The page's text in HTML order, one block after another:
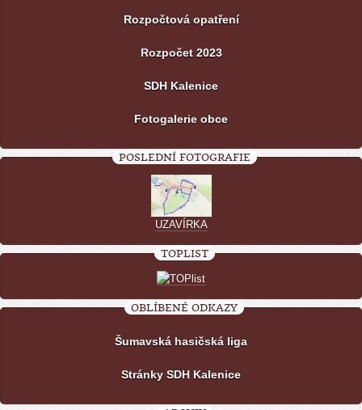
Rozpočtová opatření
Rozpočet 2023
SDH Kalenice
Fotogalerie obce
POSLEDNÍ FOTOGRAFIE
UZAVÍRKA
TOPLIST
OBLÍBENÉ ODKAZY
Šumavská hasičská liga
Stránky SDH Kalenice